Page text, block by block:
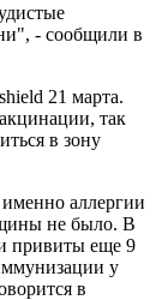
- сообщили в
21 марта.
так
в зону
аллергии
не было. В
привиты еще 9
у
в